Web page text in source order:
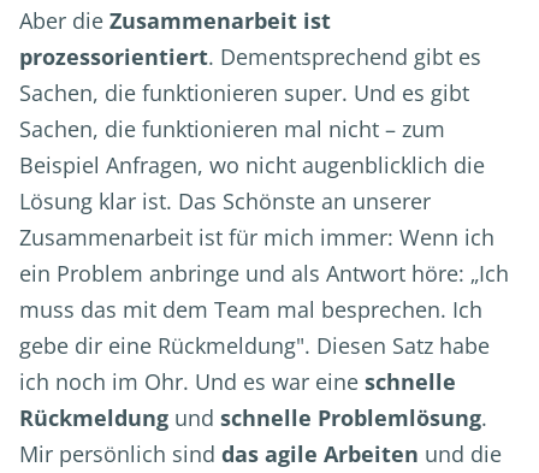
Aber die Zusammenarbeit ist
prozessorientiert. Dementsprechend gibt es
Sachen, die funktionieren super. Und es gibt
Sachen, die funktionieren mal nicht – zum
Beispiel Anfragen, wo nicht augenblicklich die
Lösung klar ist. Das Schönste an unserer
Zusammenarbeit ist für mich immer: Wenn ich
ein Problem anbringe und als Antwort höre: „Ich
muss das mit dem Team mal besprechen. Ich
gebe dir eine Rückmeldung". Diesen Satz habe
ich noch im Ohr. Und es war eine schnelle
Rückmeldung und schnelle Problemlösung.
Mir persönlich sind das agile Arbeiten und die